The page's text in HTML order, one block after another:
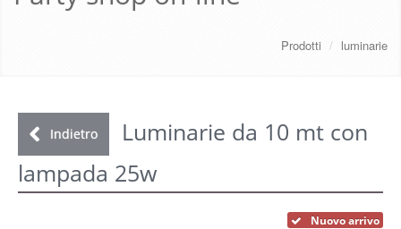
GALLERY
Prodotti / luminarie
Indietro
Luminarie da 10 mt con
lampada 25w
Nuovo arrivo